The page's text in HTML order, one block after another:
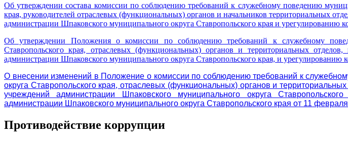
Об утверждении состава комиссии по соблюдению требований к служебному поведению
края, руководителей отраслевых (функциональных) органов и начальников территориальных
администрации Шпаковского муниципального округа Ставропольского края и урегулированию
Об утверждении Положения о комиссии по соблюдению требований к служебному
Ставропольского края, отраслевых (функциональных) органов и территориальных
администрации Шпаковского муниципального округа Ставропольского края, и урегулированию
О внесении изменений в Положение о комиссии по соблюдению требований к
округа Ставропольского края, отраслевых (функциональных) органов и
учреждений администрации Шпаковского муниципального округа
администрации Шпаковского муниципального округа Ставропольского края от 11
Противодействие коррупции